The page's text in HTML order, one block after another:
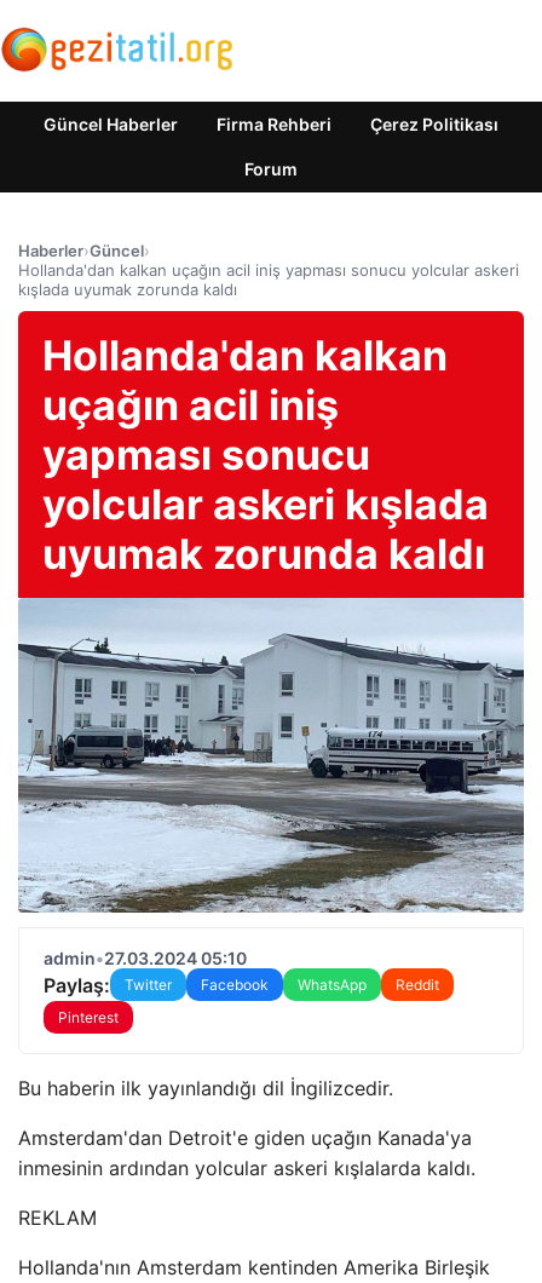
Güncel Haberler Firma Rehberi Çerez Politikası
Forum
Haberler›Güncel›
Hollanda'dan kalkan uçağın acil iniş yapması sonucu yolcular askeri
kışlada uyumak zorunda kaldı
Hollanda'dan kalkan
uçağın acil iniş
yapması sonucu
yolcular askeri kışlada
uyumak zorunda kaldı
admin•27.03.2024 05:10
Paylaş: Twitter Facebook WhatsApp
Reddit
Pinterest
Bu haberin ilk yayınlandığı dil İngilizcedir.
Amsterdam'dan Detroit'e giden uçağın Kanada'ya
inmesinin ardından yolcular askeri kışlalarda kaldı.
REKLAM
Hollanda'nın Amsterdam kentinden Amerika Birleşik